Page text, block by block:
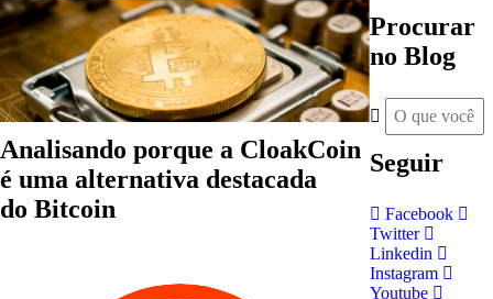
Analisando porque a CloakCoin
é uma alternativa destacada
do Bitcoin
Procurar
no Blog
Seguir
Facebook
Twitter
Linkedin
Instagram
Youtube